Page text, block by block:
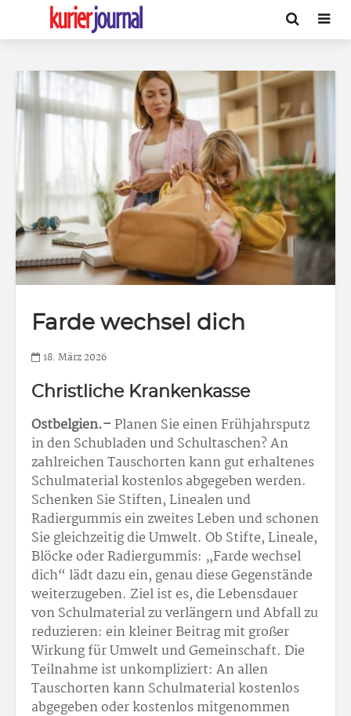
Farde wechsel dich
18. März 2026
Christliche Krankenkasse
Ostbelgien.–Planen Sie einen Frühjahrsputz
in den Schubladen und Schultaschen? An
zahlreichen Tauschorten kann gut erhaltenes
Schulmaterial kostenlos abgegeben werden.
Schenken Sie Stiften, Linealen und
Radiergummis ein zweites Leben und schonen
Sie gleichzeitig die Umwelt. Ob Stifte, Lineale,
Blöcke oder Radiergummis: „Farde wechsel
dich“ lädt dazu ein, genau diese Gegenstände
weiterzugeben. Ziel ist es, die Lebensdauer
von Schulmaterial zu verlängern und Abfall zu
reduzieren: ein kleiner Beitrag mit großer
Wirkung für Umwelt und Gemeinschaft. Die
Teilnahme ist unkompliziert: An allen
Tauschorten kann Schulmaterial kostenlos
abgegeben oder kostenlos mitgenommen